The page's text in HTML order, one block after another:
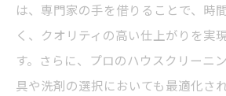
は、専門家の手を借りることで、時
く、クオリティの高い仕上がりを実
す。さらに、プロのハウスクリーニ
具や洗剤の選択においても最適化さ